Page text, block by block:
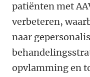
patiënten met
verbeteren,
naar
opvlamming en